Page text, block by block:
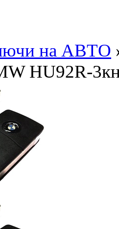
на АВТО
HU92R-